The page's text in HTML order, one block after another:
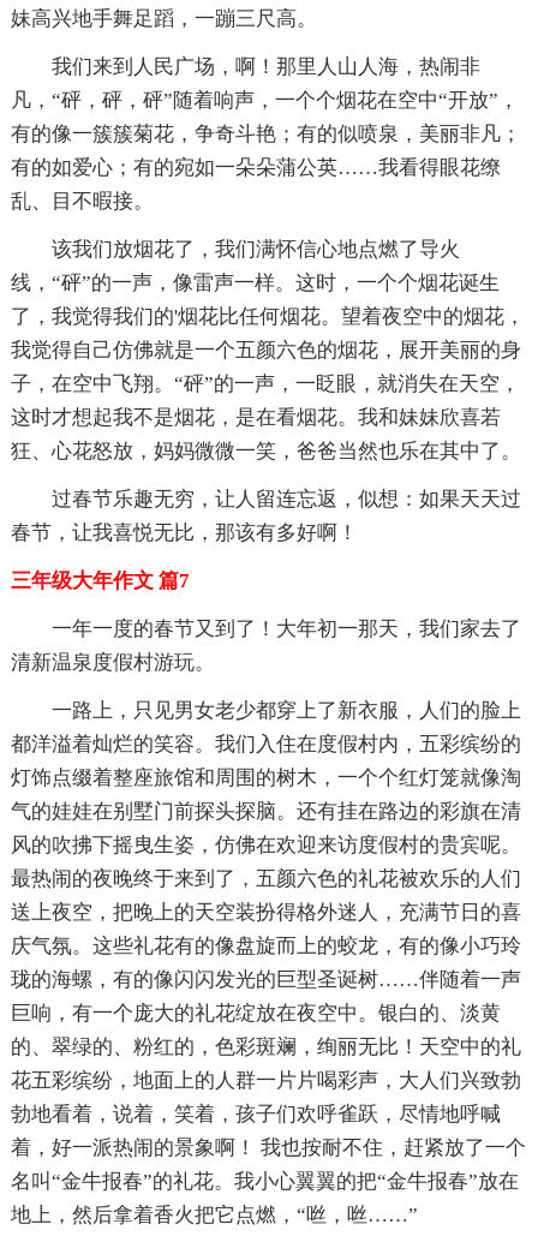
妹高兴地手舞足蹈，一蹦三尺高。
我们来到人民广场，啊！那里人山人海，热闹非
凡，“砰，砰，砰”随着响声，一个个烟花在空中“开放”，
有的像一簇簇菊花，争奇斗艳；有的似喷泉，美丽非凡；
有的如爱心；有的宛如一朵朵蒲公英……我看得眼花缭
乱、目不暇接。
该我们放烟花了，我们满怀信心地点燃了导火
线，“砰”的一声，像雷声一样。这时，一个个烟花诞生
了，我觉得我们的'烟花比任何烟花。望着夜空中的烟花，
我觉得自己仿佛就是一个五颜六色的烟花，展开美丽的身
子，在空中飞翔。“砰”的一声，一眨眼，就消失在天空，
这时才想起我不是烟花，是在看烟花。我和妹妹欣喜若
狂、心花怒放，妈妈微微一笑，爸爸当然也乐在其中了。
过春节乐趣无穷，让人留连忘返，似想：如果天天过
春节，让我喜悦无比，那该有多好啊！
三年级大年作文 篇7
一年一度的春节又到了！大年初一那天，我们家去了
清新温泉度假村游玩。
一路上，只见男女老少都穿上了新衣服，人们的脸上
都洋溢着灿烂的笑容。我们入住在度假村内，五彩缤纷的
灯饰点缀着整座旅馆和周围的树木，一个个红灯笼就像淘
气的娃娃在别墅门前探头探脑。还有挂在路边的彩旗在清
风的吹拂下摇曳生姿，仿佛在欢迎来访度假村的贵宾呢。
最热闹的夜晚终于来到了，五颜六色的礼花被欢乐的人们
送上夜空，把晚上的天空装扮得格外迷人，充满节日的喜
庆气氛。这些礼花有的像盘旋而上的蛟龙，有的像小巧玲
珑的海螺，有的像闪闪发光的巨型圣诞树……伴随着一声
巨响，有一个庞大的礼花绽放在夜空中。银白的、淡黄
的、翠绿的、粉红的，色彩斑斓，绚丽无比！天空中的礼
花五彩缤纷，地面上的人群一片片喝彩声，大人们兴致勃
勃地看着，说着，笑着，孩子们欢呼雀跃，尽情地呼喊
着，好一派热闹的景象啊！ 我也按耐不住，赶紧放了一个
名叫“金牛报春”的礼花。我小心翼翼的把“金牛报春”放在
地上，然后拿着香火把它点燃，“咝，咝……”